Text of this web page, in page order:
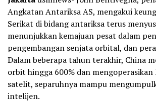
Angkatan Antariksa AS, mengakui
Serikat di bidang antariksa terus
menunjukkan kemajuan pesat dalam
pengembangan senjata orbital, dan
Dalam beberapa tahun terakhir, China
orbit hingga 600% dan mengoperasikan
satelit, separuhnya mampu
intelijen.